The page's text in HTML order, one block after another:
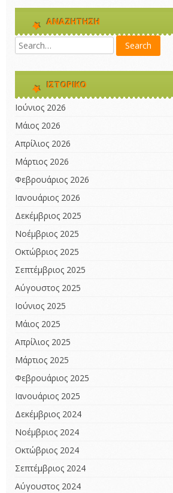
ΑΝΑΖΉΤΗΣΗ
ΙΣΤΟΡΙΚΌ
Ιούνιος 2026
Μάιος 2026
Απρίλιος 2026
Μάρτιος 2026
Φεβρουάριος 2026
Ιανουάριος 2026
Δεκέμβριος 2025
Νοέμβριος 2025
Οκτώβριος 2025
Σεπτέμβριος 2025
Αύγουστος 2025
Ιούνιος 2025
Μάιος 2025
Απρίλιος 2025
Μάρτιος 2025
Φεβρουάριος 2025
Ιανουάριος 2025
Δεκέμβριος 2024
Νοέμβριος 2024
Οκτώβριος 2024
Σεπτέμβριος 2024
Αύγουστος 2024